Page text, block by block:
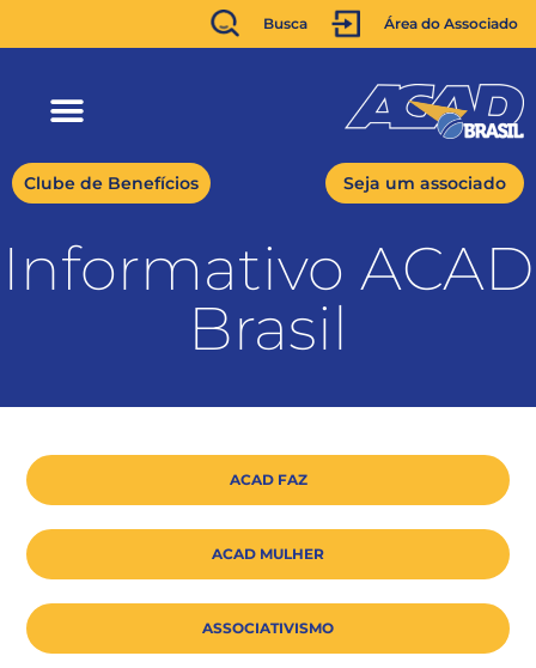
Busca Área do Associado
Clube de Benefícios Seja um associado
Informativo ACAD
Brasil
ACAD FAZ
ACAD MULHER
ASSOCIATIVISMO